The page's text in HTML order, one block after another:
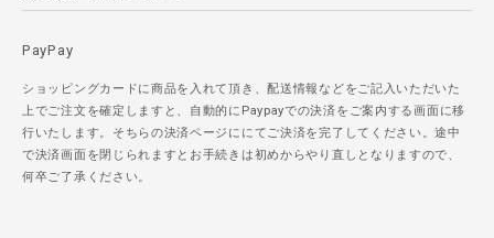
PayPay
ショッピングカードに商品を入れて頂き、配送情報などをご記入いただいた
上でご注文を確定しますと、自動的にPaypayでの決済をご案内する画面に移
行いたします。そちらの決済ページににてご決済を完了してください。途中
で決済画面を閉じられますとお手続きは初めからやり直しとなりますので、
何卒ご了承ください。